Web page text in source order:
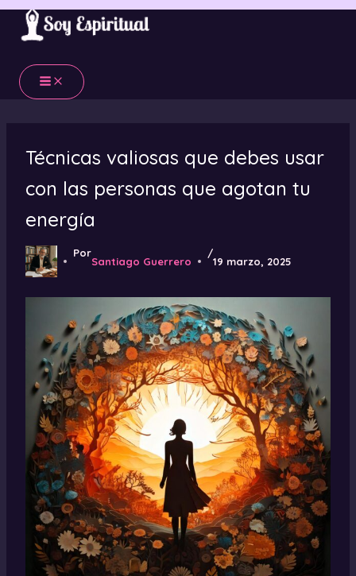
Ir
contenido
Técnicas valiosas que debes usar
con las personas que agotan tu
energía
Por
Santiago Guerrero
/
19 marzo, 2025